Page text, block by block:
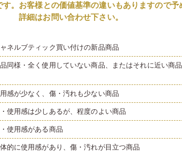
。お客様との価値基準の違いもありますので予
詳細はお問い合わせ下さい。
ネルブティック買い付けの新品商品
同様・全く使用していない商品、またはそれに近い商品
感が少なく、傷・汚れも少ない商品
使用感は少しあるが、程度のよい商品
使用感がある商品
的に使用感があり、傷・汚れが目立つ商品